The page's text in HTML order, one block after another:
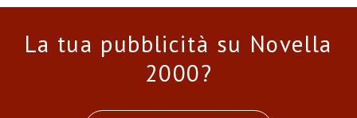
La tua pubblicità su Novella
2000?